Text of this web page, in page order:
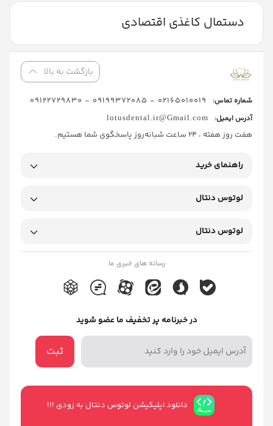
دستمال کاغذی اقتصادی
بازگشت به بالا
شماره تماس: 02165010019 - 09199372085 - 09122729830
آدرس ایمیل: lotusdental.ir@Gmail.com
هفت روز هفته ، 24 ساعت شبانه‌روز پاسخگوی شما هستیم.
راهنمای خرید
لوتوس دنتال
لوتوس دنتال
رسانه های خبری ما
در خبرنامه پر تخفیف ما عضو شوید
ثبت
دانلود اپلیکیشن لوتوس دنتال به زودی !!!